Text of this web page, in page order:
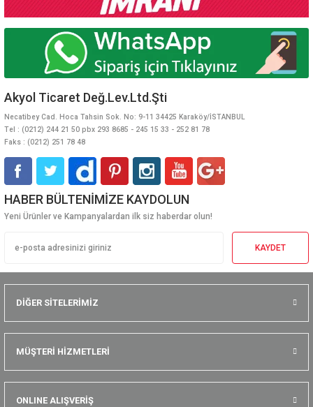
Akyol Ticaret Değ.Lev.Ltd.Şti
Necatibey Cad. Hoca Tahsin Sok. No: 9-11 34425 Karaköy/İSTANBUL
Tel : (0212) 244 21 50 pbx 293 8685 - 245 15 33 - 252 81 78
Faks : (0212) 251 78 48
HABER BÜLTENİMİZE KAYDOLUN
Yeni Ürünler ve Kampanyalardan ilk siz haberdar olun!
KAYDET
DİĞER SİTELERİMİZ
MÜŞTERİ HİZMETLERİ
ONLINE ALIŞVERİŞ